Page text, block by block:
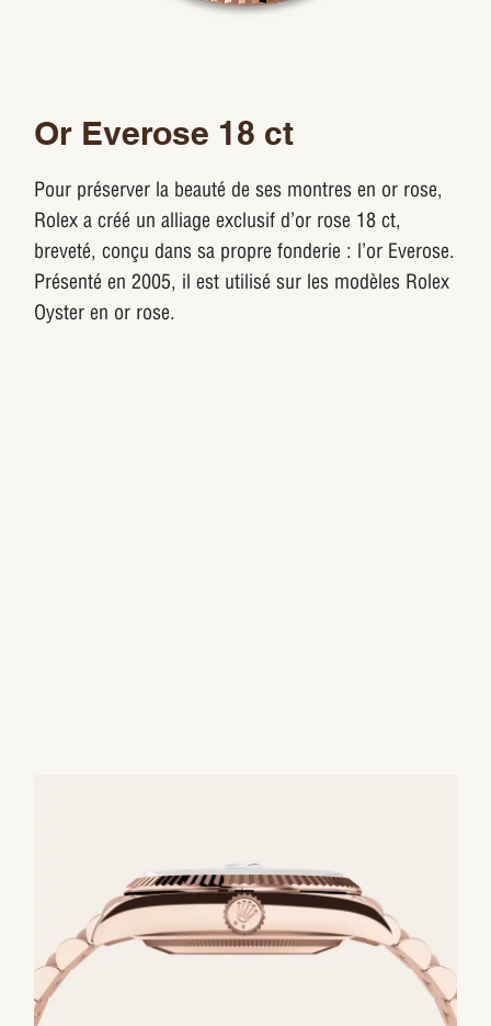
Or Everose 18 ct
Pour préserver la beauté de ses montres en or rose,
Rolex a créé un alliage exclusif d’or rose 18 ct,
breveté, conçu dans sa propre fonderie : l’or Everose.
Présenté en 2005, il est utilisé sur les modèles Rolex
Oyster en or rose.